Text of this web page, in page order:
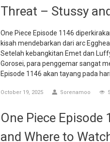
Threat – Stussy
One Piece Episode 1146
kisah mendebarkan dari arc
Setelah kebangkitan Emet dan
Gorosei, para penggemar sangat
Episode 1146 akan tayang pada
October 19, 2025 Sorenamoo
One Piece Episode
and Where to